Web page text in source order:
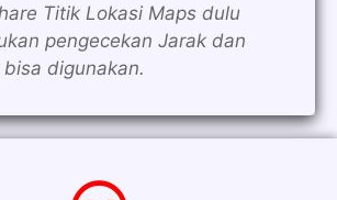
Titik Lokasi Maps dulu
pengecekan Jarak dan
digunakan.